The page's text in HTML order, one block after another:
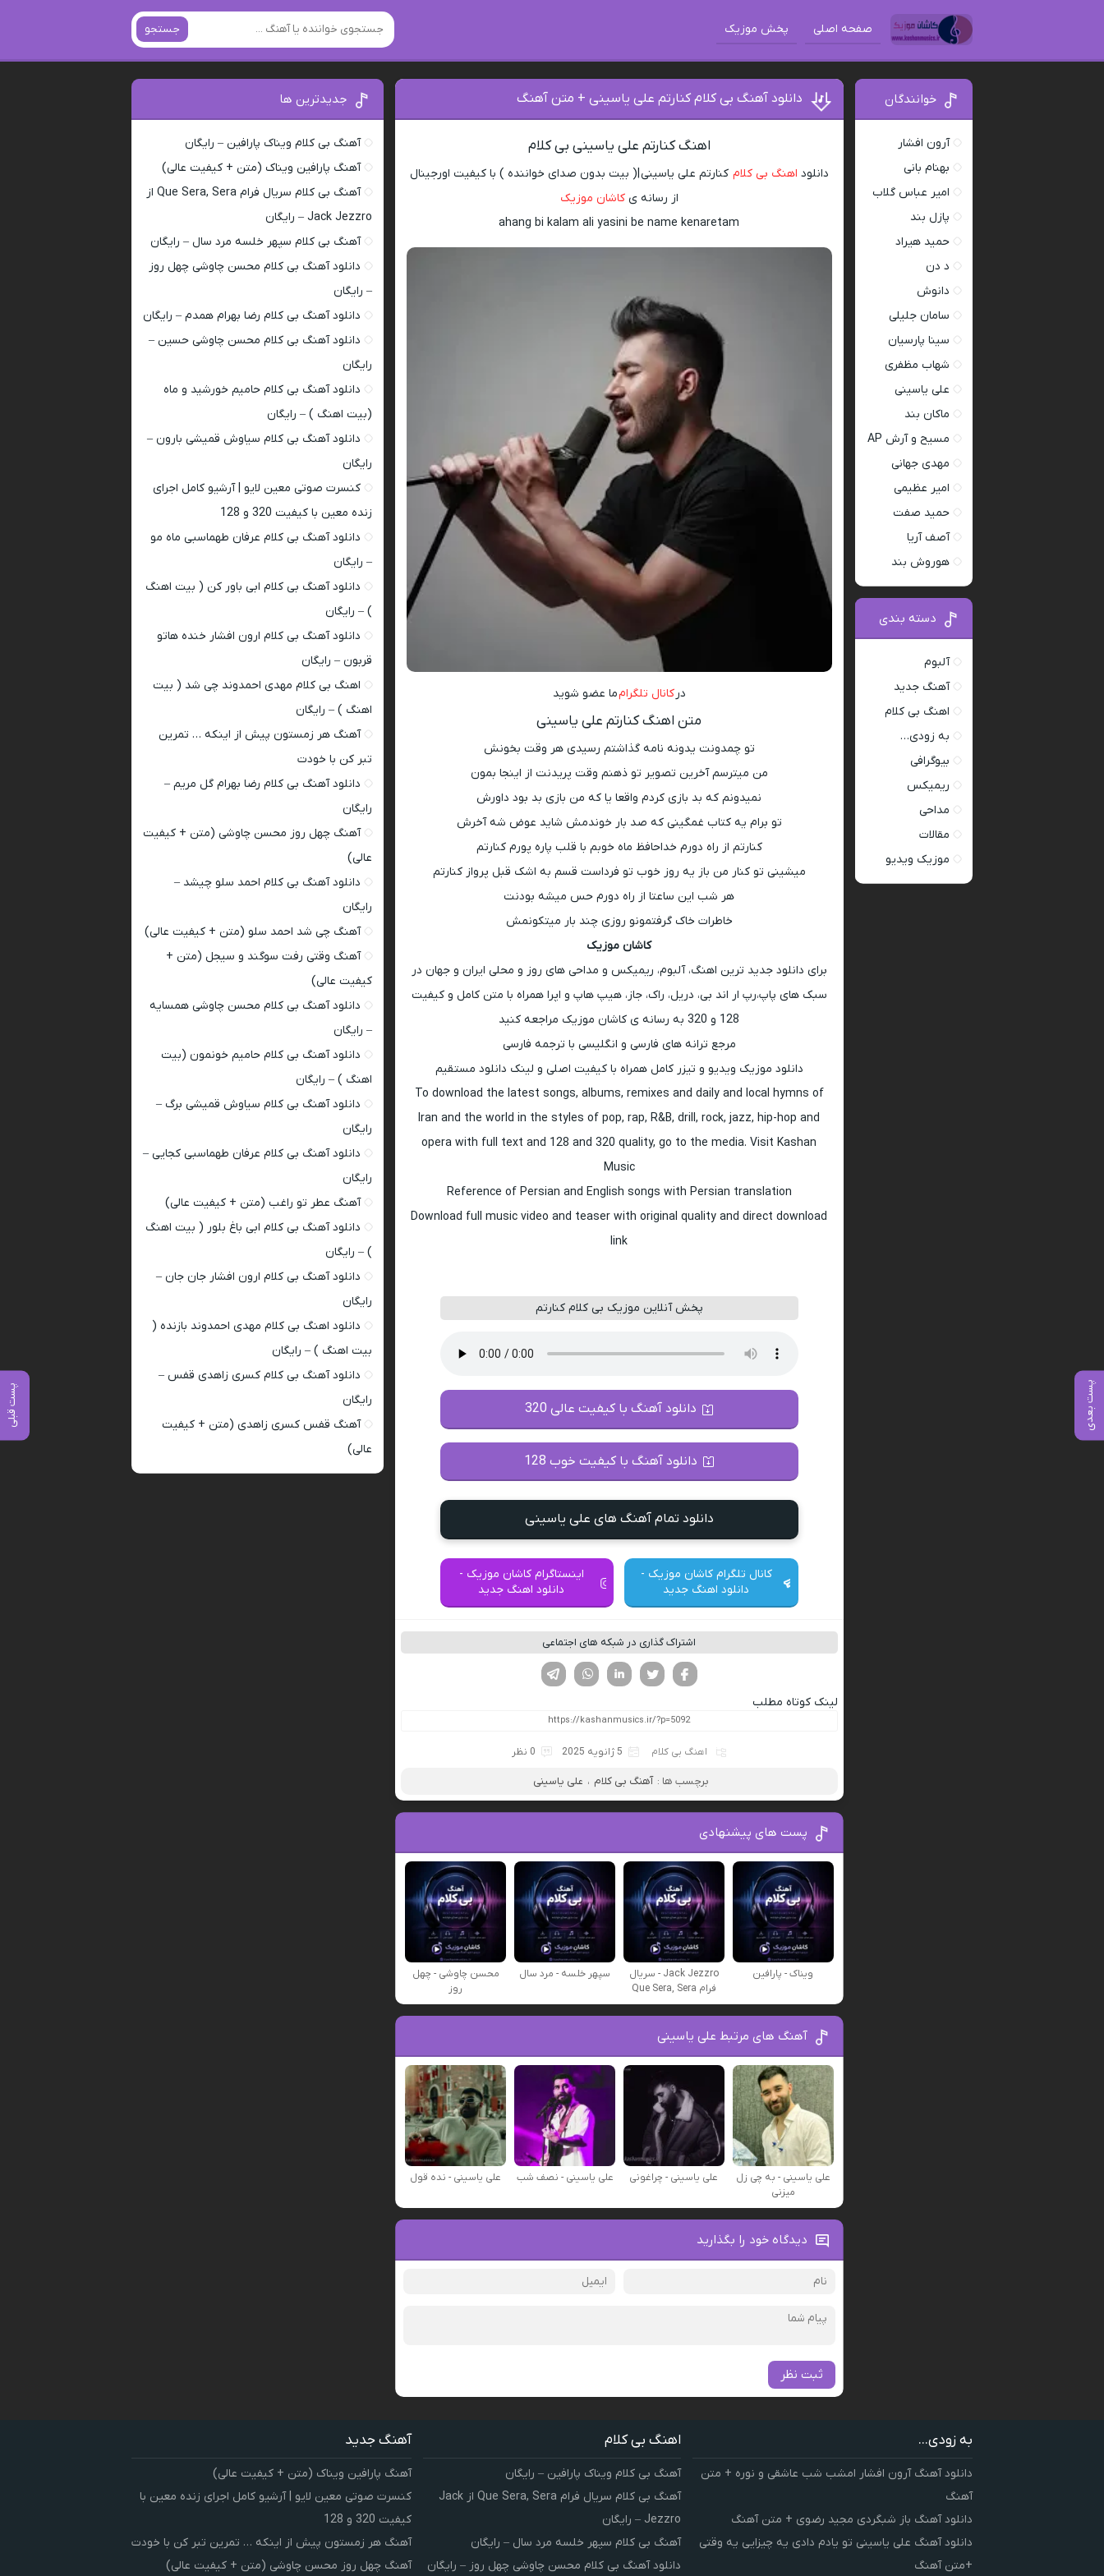
صفحه اصلی پخش موزیک جستجو
پست بعدی پست قبلی
دانلود آهنگ بی کلام کنارتم علی یاسینی + متن آهنگ‌
اهنگ کنارتم علی یاسینی بی کلام
دانلود اهنگ بی کلام کنارتم علی یاسینی |( بیت بدون صدای خواننده ) با کیفیت اورجینال
از رسانه یکاشان موزیک
ahang bi kalam ali yasini be name kenaretam
درکانال تلگرامما عضو شوید
متن اهنگ کنارتم علی یاسینی
تو چمدونت یدونه نامه گذاشتم رسیدی هر وقت بخونش
من میترسم آخرین تصویر تو ذهنم وقت پریدنت از اینجا بمون
نمیدونم که بد بازی کردم واقعا یا که من بازی بد بود داورش
تو برام یه کتاب غمگینی که صد بار خوندمش شاید عوض شه آخرش
کنارتم از راه دورم خداحافظ ماه خوبم با قلب پاره پورم کنارتم
میشینی تو کنار من باز یه روز خوب تو فرداست قسم به اشک قبل پرواز کنارتم
هر شب این ساعتا از راه دورم حس میشه بودنت
خاطرات خاک گرفتمونو روزی چند بار میتکونمش
کاشان موزیک
برای دانلود جدید ترین اهنگ، آلبوم، ریمیکس و مداحی های روز و محلی ایران و جهان در
سبک های پاپ،رپ ار اند بی، دریل، راک، جاز، هیپ هاپ و اپرا همراه با متن کامل و کیفیت
128 و 320 به رسانه ی کاشان موزیک مراجعه کنید
مرجع ترانه های فارسی و انگلیسی با ترجمه فارسی
دانلود موزیک ویدیو و تیزر کامل همراه با کیفیت اصلی و لینک دانلود مستقیم
To download the latest songs, albums, remixes and daily and local hymns of
Iran and the world in the styles of pop, rap, R&B, drill, rock, jazz, hip-hop and
opera with full text and 128 and 320 quality, go to the media. Visit Kashan
Music
Reference of Persian and English songs with Persian translation
Download full music video and teaser with original quality and direct download
link
پخش آنلاین موزیک بی کلام کنارتم
دانلود آهنگ با کیفیت عالی 320
دانلود آهنگ با کیفیت خوب 128
دانلود تمام آهنگ های علی یاسینی
کانال تلگرام کاشان موزیک -
دانلود اهنگ جدید
اینستاگرام کاشان موزیک -
دانلود اهنگ جدید
اشتراک گذاری در شبکه های اجتماعی
لینکدین تویتر
فیسوک
لینک کوتاه مطلب
اهنگ بی کلام 5 ژانویه 2025 0 نظر
برچسب ها : آهنگ بی کلام ، علی یاسینی
پست های پیشنهادی
ویناک - پارافین
Jack Jezzro - سریال
فرام Que Sera, Sera
سپهر خلسه - مرد سال
محسن چاوشی - چهل
روز
آهنگ های مرتبط علی یاسینی
علی یاسینی - به چی زل
میزنی
علی یاسینی - چراغونی علی یاسینی - نصف شب علی یاسینی - نده قول
دیدگاه خود را بگذارید
ثبت نظر
خوانندگان
آرون افشار
بهنام بانی
امیر عباس گلاب
پازل بند
حمید هیراد
د دن
دانوش
سامان جلیلی
سینا پارسیان
شهاب مظفری
علی یاسینی
ماکان بند
مسیح و آرش AP
مهدی جهانی
امیر عظیمی
حمید صفت
آصف آریا
هوروش بند
دسته بندی
آلبوم
آهنگ جدید
اهنگ بی کلام
به زودی…
بیوگرافی
ریمیکس
مداحی
مقالات
موزیک ویدیو
جدیدترین ها
آهنگ بی کلام ویناک پارافین – رایگان
آهنگ پارافین ویناک (متن + کیفیت عالی)
آهنگ بی کلام سریال فرام Que Sera, Sera از
Jack Jezzro – رایگان
آهنگ بی کلام سپهر خلسه مرد سال – رایگان
دانلود آهنگ بی کلام محسن چاوشی چهل روز
– رایگان
دانلود آهنگ بی کلام رضا بهرام همدم – رایگان
دانلود آهنگ بی کلام محسن چاوشی حسین –
رایگان
دانلود آهنگ بی کلام حامیم خورشید و ماه
(بیت اهنگ ) – رایگان
دانلود آهنگ بی کلام سیاوش قمیشی بارون –
رایگان
کنسرت صوتی معین لایو | آرشیو کامل اجرای
زنده معین با کیفیت 320 و 128
دانلود آهنگ بی کلام عرفان طهماسبی ماه مو
– رایگان
دانلود آهنگ بی کلام ابی باور کن ( بیت اهنگ
) – رایگان
دانلود آهنگ بی کلام ارون افشار خنده هاتو
قربون – رایگان
اهنگ بی کلام مهدی احمدوند چی شد ( بیت
اهنگ ) – رایگان
آهنگ هر زمستون پیش از اینکه … تمرین
تبر کن با خودت
دانلود آهنگ بی کلام رضا بهرام گل مریم –
رایگان
آهنگ چهل روز محسن چاوشی (متن + کیفیت
عالی)
دانلود آهنگ بی کلام احمد سلو چیشد –
رایگان
آهنگ چی شد احمد سلو (متن + کیفیت عالی)
آهنگ وقتی رفت سوگند و سیجل (متن +
کیفیت عالی)
دانلود آهنگ بی کلام محسن چاوشی همسایه
– رایگان
دانلود آهنگ بی کلام حامیم خونمون (بیت
اهنگ ) – رایگان
دانلود آهنگ بی کلام سیاوش قمیشی برگ –
رایگان
دانلود آهنگ بی کلام عرفان طهماسبی کجایی –
رایگان
آهنگ عطر تو راغب (متن + کیفیت عالی)
دانلود آهنگ بی کلام ابی باغ بلور ( بیت اهنگ
) – رایگان
دانلود آهنگ بی کلام ارون افشار جان جان –
رایگان
دانلود اهنگ بی کلام مهدی احمدوند بازنده (
بیت اهنگ ) – رایگان
دانلود آهنگ بی کلام کسری زاهدی قفس –
رایگان
آهنگ قفس کسری زاهدی (متن + کیفیت
عالی)
به زودی...
دانلود آهنگ آرون افشار امشب شب عاشقی و نوره + متن
آهنگ
دانلود آهنگ باز شبگردی مجید رضوی + متن آهنگ
دانلود آهنگ علی یاسینی تو یادم دادی یه چیزایی یه وقتی
+متن آهنگ
اهنگ بی کلام
آهنگ بی کلام ویناک پارافین – رایگان
آهنگ بی کلام سریال فرام Que Sera, Sera از Jack
Jezzro – رایگان
آهنگ بی کلام سپهر خلسه مرد سال – رایگان
دانلود آهنگ بی کلام محسن چاوشی چهل روز – رایگان
آهنگ جدید
آهنگ پارافین ویناک (متن + کیفیت عالی)
کنسرت صوتی معین لایو | آرشیو کامل اجرای زنده معین با
کیفیت 320 و 128
آهنگ هر زمستون پیش از اینکه … تمرین تبر کن با خودت
آهنگ چهل روز محسن چاوشی (متن + کیفیت عالی)